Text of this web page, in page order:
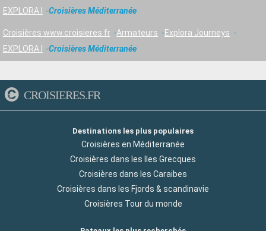
EXPLORA I
Croisières Méditerranée
Croisières www.croisieres.fr Armateurs
Explora Journeys
EXPLORA I
Croisières Méditerranée
CROISIERES.FR
Destinations les plus populaires
Croisières en Méditerranée
Croisières dans les Iles Grecques
Croisières dans les Caraibes
Croisières dans les Fjords & scandinavie
Croisières Tour du monde